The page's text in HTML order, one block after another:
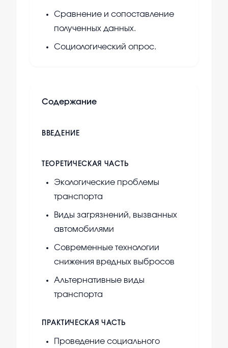
Сравнение и сопоставление
полученных данных.
Социологический опрос.
Содержание
ВВЕДЕНИЕ
ТЕОРЕТИЧЕСКАЯ ЧАСТЬ
Экологические проблемы
транспорта
Виды загрязнений, вызванных
автомобилями
Современные технологии
снижения вредных выбросов
Альтернативные виды
транспорта
ПРАКТИЧЕСКАЯ ЧАСТЬ
Проведение социального